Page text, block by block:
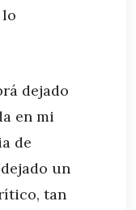
dejado
en mi
de
un
tan